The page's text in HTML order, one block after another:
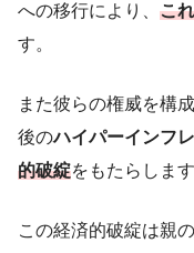
への移行により、 こ
す。
また彼らの権威を構
後のハイパーインフレ
的破綻をもたらします
この経済的破綻は親